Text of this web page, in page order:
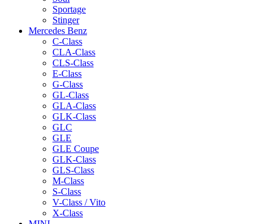
Sportage
Stinger
Mercedes Benz
C-Class
CLA-Class
CLS-Class
E-Class
G-Class
GL-Class
GLA-Class
GLK-Class
GLC
GLE
GLE Coupe
GLK-Class
GLS-Class
M-Class
S-Class
V-Class / Vito
X-Class